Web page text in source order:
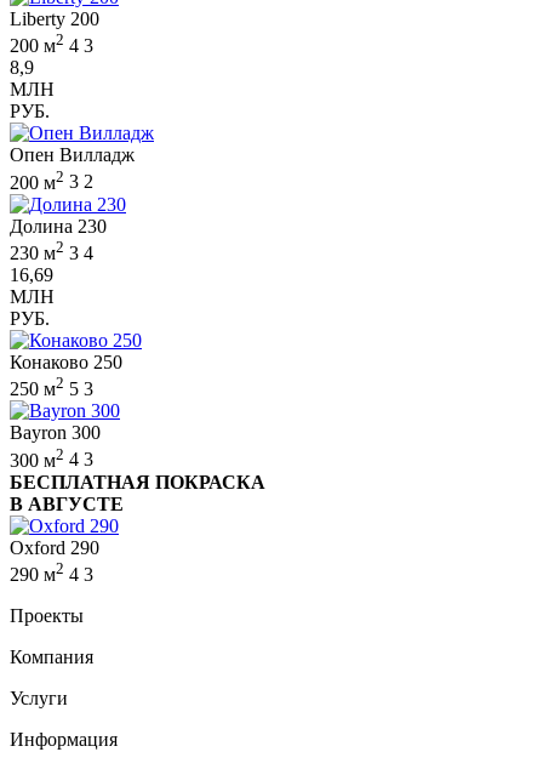
Liberty 200
200 м2 4 3
8,9
МЛН
РУБ.
Опен Вилладж
200 м2 3 2
Долина 230
230 м2 3 4
16,69
МЛН
РУБ.
Конаково 250
250 м2 5 3
Bayron 300
300 м2 4 3
БЕСПЛАТНАЯ ПОКРАСКА
В АВГУСТЕ
Oxford 290
290 м2 4 3
Проекты
Компания
Услуги
Информация